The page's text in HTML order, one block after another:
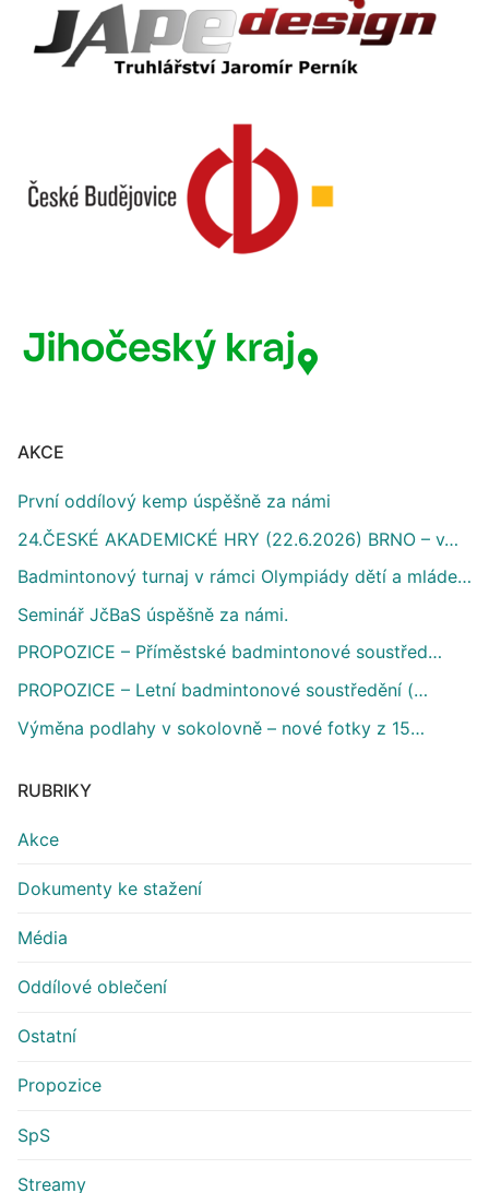
AKCE
První oddílový kemp úspěšně za námi
24.ČESKÉ AKADEMICKÉ HRY (22.6.2026) BRNO – v…
Badmintonový turnaj v rámci Olympiády dětí a mláde…
Seminář JčBaS úspěšně za námi.
PROPOZICE – Příměstské badmintonové soustřed…
PROPOZICE – Letní badmintonové soustředění (…
Výměna podlahy v sokolovně – nové fotky z 15…
RUBRIKY
Akce
Dokumenty ke stažení
Média
Oddílové oblečení
Ostatní
Propozice
SpS
Streamy